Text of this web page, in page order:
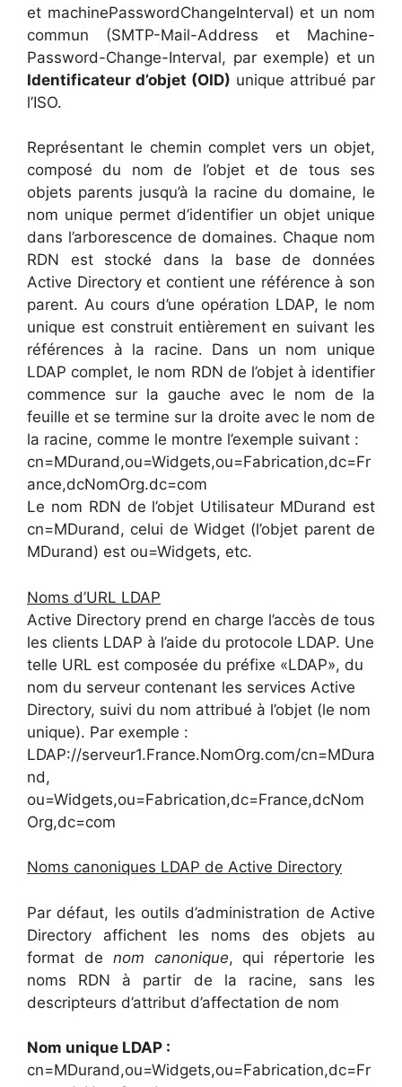
et machinePasswordChangeInterval) et un nom
commun (SMTP-Mail-Address et Machine-
Password-Change-Interval, par exemple) et un
Identificateur d’objet (OID) unique attribué par
l’ISO.
Représentant le chemin complet vers un objet,
composé du nom de l’objet et de tous ses
objets parents jusqu’à la racine du domaine, le
nom unique permet d’identifier un objet unique
dans l’arborescence de domaines. Chaque nom
RDN est stocké dans la base de données
Active Directory et contient une référence à son
parent. Au cours d’une opération LDAP, le nom
unique est construit entièrement en suivant les
références à la racine. Dans un nom unique
LDAP complet, le nom RDN de l’objet à identifier
commence sur la gauche avec le nom de la
feuille et se termine sur la droite avec le nom de
la racine, comme le montre l’exemple suivant :
cn=MDurand,ou=Widgets,ou=Fabrication,dc=Fr
ance,dcNomOrg.dc=com
Le nom RDN de l’objet Utilisateur MDurand est
cn=MDurand, celui de Widget (l’objet parent de
MDurand) est ou=Widgets, etc.
Noms d’URL LDAP
Active Directory prend en charge l’accès de tous
les clients LDAP à l’aide du protocole LDAP. Une
telle URL est composée du préfixe «LDAP», du
nom du serveur contenant les services Active
Directory, suivi du nom attribué à l’objet (le nom
unique). Par exemple :
LDAP://serveur1.France.NomOrg.com/cn=MDura
nd,
ou=Widgets,ou=Fabrication,dc=France,dcNom
Org,dc=com
Noms canoniques LDAP de Active Directory
Par défaut, les outils d’administration de Active
Directory affichent les noms des objets au
format de nom canonique, qui répertorie les
noms RDN à partir de la racine, sans les
descripteurs d’attribut d’affectation de nom
Nom unique LDAP :
cn=MDurand,ou=Widgets,ou=Fabrication,dc=Fr